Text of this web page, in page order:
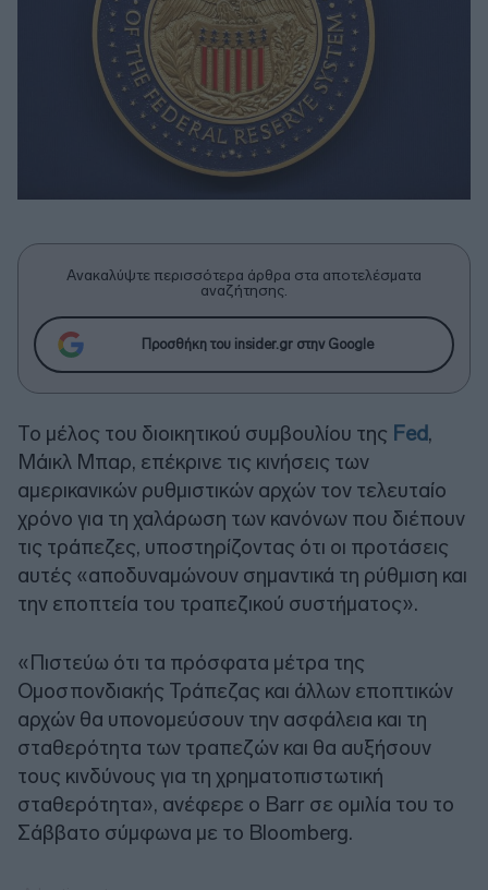
Ανακαλύψτε περισσότερα άρθρα στα αποτελέσματα
αναζήτησης.
Προσθήκη του insider.gr στην Google
Το μέλος του διοικητικού συμβουλίου της Fed,
Μάικλ Μπαρ, επέκρινε τις κινήσεις των
αμερικανικών ρυθμιστικών αρχών τον τελευταίο
χρόνο για τη χαλάρωση των κανόνων που διέπουν
τις τράπεζες, υποστηρίζοντας ότι οι προτάσεις
αυτές «αποδυναμώνουν σημαντικά τη ρύθμιση και
την εποπτεία του τραπεζικού συστήματος».
«Πιστεύω ότι τα πρόσφατα μέτρα της
Ομοσπονδιακής Τράπεζας και άλλων εποπτικών
αρχών θα υπονομεύσουν την ασφάλεια και τη
σταθερότητα των τραπεζών και θα αυξήσουν
τους κινδύνους για τη χρηματοπιστωτική
σταθερότητα», ανέφερε ο Barr σε ομιλία του το
Σάββατο σύμφωνα με το Bloomberg.